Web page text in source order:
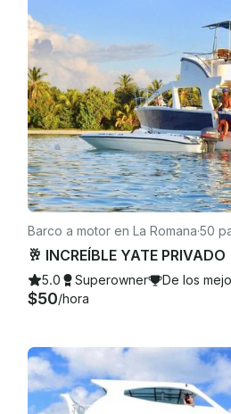
Barco a motor en La Romana·50
🥂 INCREÍBLE YATE PRIVADO
5.0 Superowner De los
$50/hora